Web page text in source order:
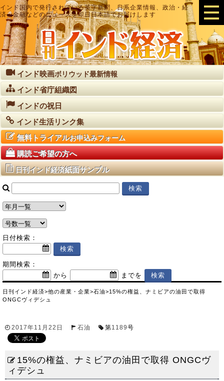
インド国内で発行されている英字新聞、日系企業情報、政治・経
済・金融などのニュースを即日日本語でお届けします
インド映画ボリウッド最新情報
インド省庁組織図
インドの祝日
インド生活リンク集
無料トライアルお申込みフォーム
購読ご希望の方へ
日刊インド経済紙面サンプル
日付検索：
期間検索：
から
までを
日刊インド経済>他の産業・企業>石油>15%の権益、ナミビアの油田で取得
ONGCヴィデシュ
2017年11月22日 石油 第1189号
15%の権益、ナミビアの油田で取得 ONGCヴ
ィデシュ